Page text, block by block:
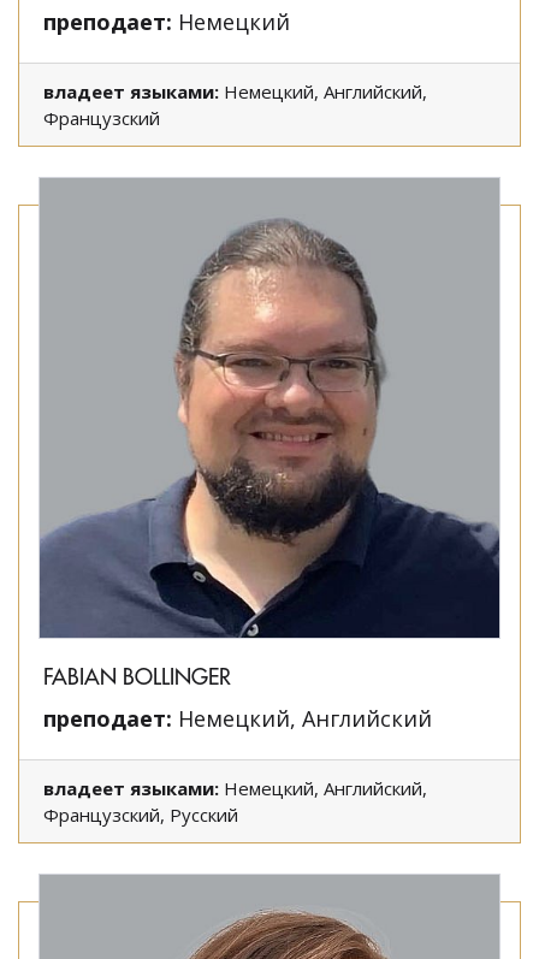
преподает: Немецкий
владеет языками: Немецкий, Английский,
Французский
FABIAN BOLLINGER
преподает: Немецкий, Английский
владеет языками: Немецкий, Английский,
Французский, Русский